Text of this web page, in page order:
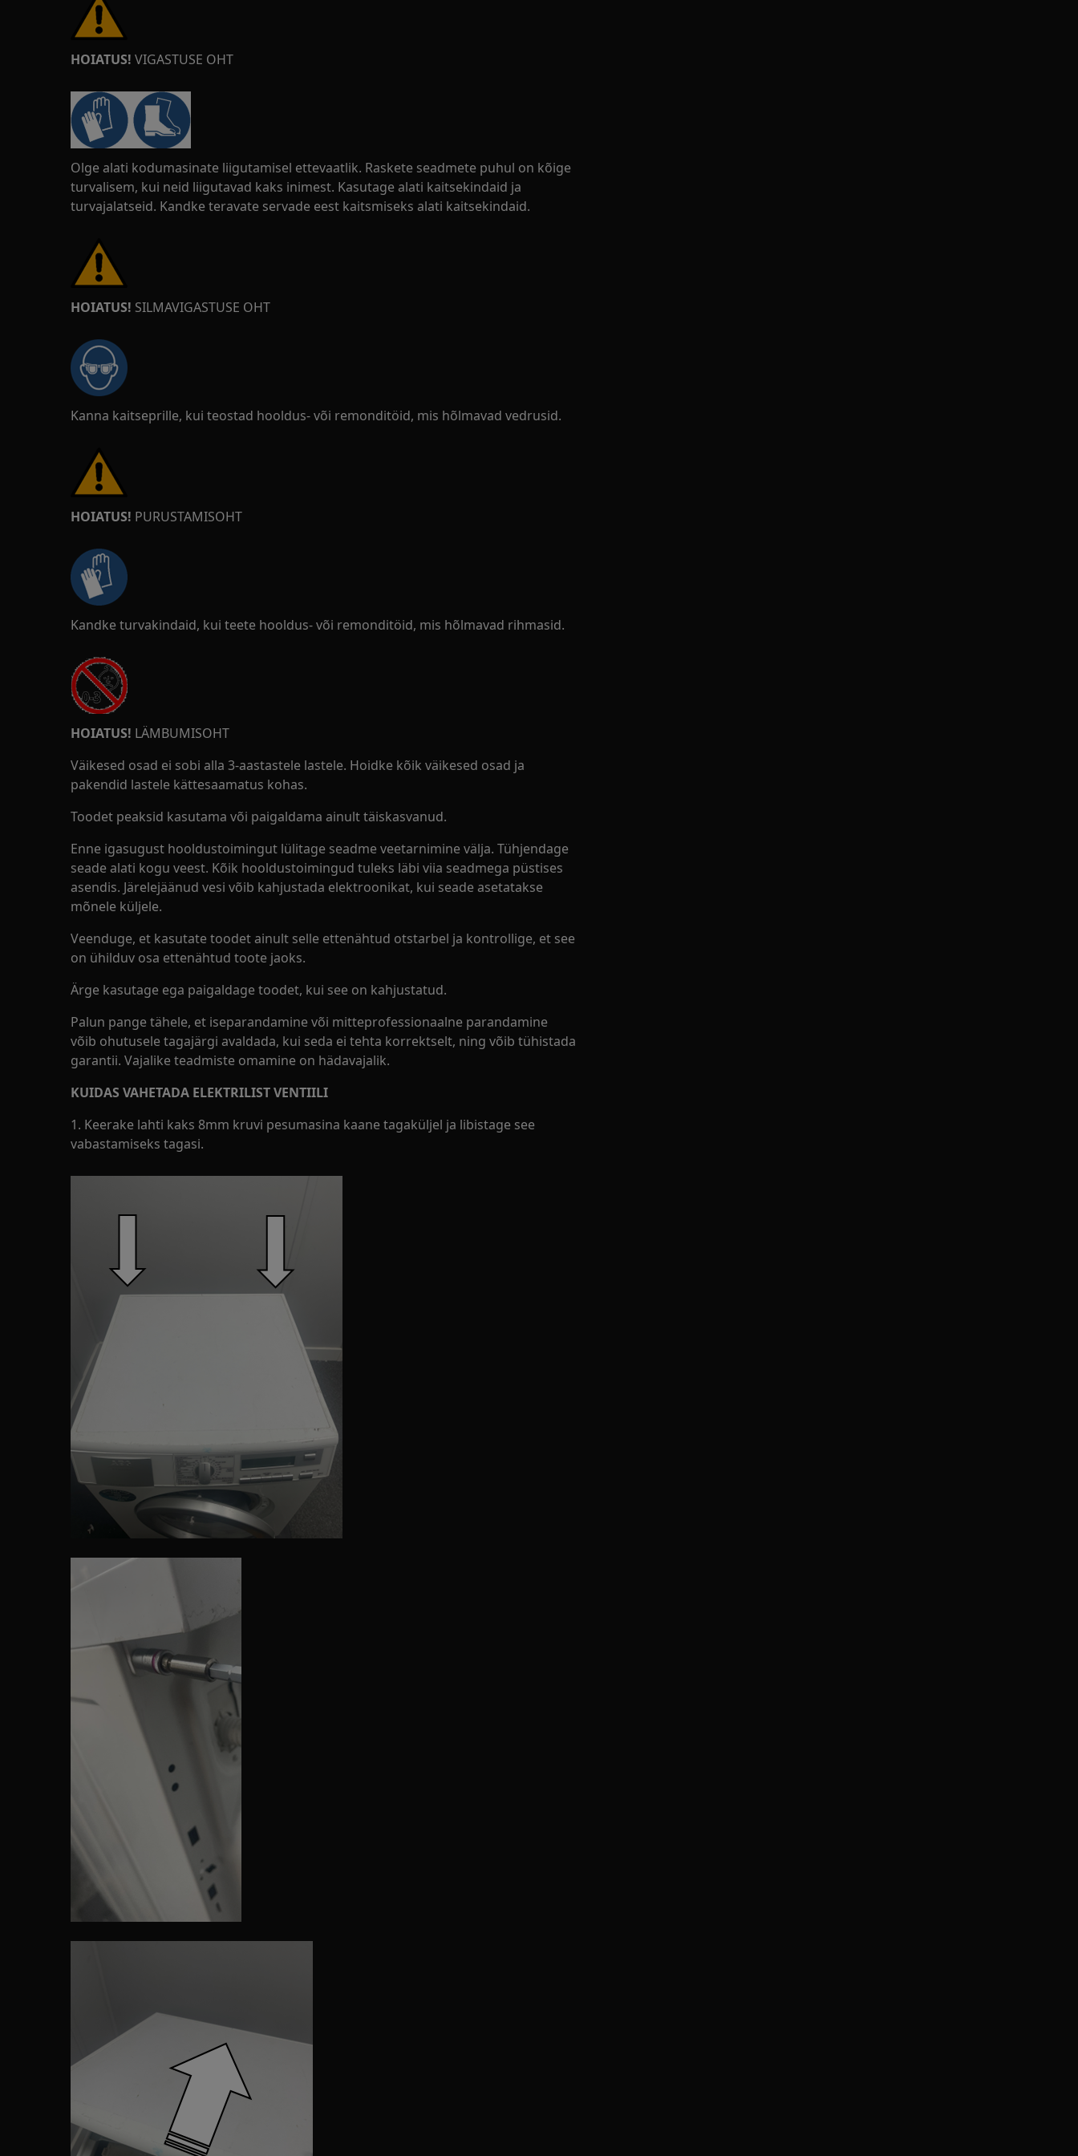
HOIATUS! VIGASTUSE OHT
Olge alati kodumasinate liigutamisel ettevaatlik. Raskete seadmete puhul on kõige
turvalisem, kui neid liigutavad kaks inimest. Kasutage alati kaitsekindaid ja
turvajalatseid. Kandke teravate servade eest kaitsmiseks alati kaitsekindaid.
HOIATUS! SILMAVIGASTUSE OHT
Kanna kaitseprille, kui teostad hooldus- või remonditöid, mis hõlmavad vedrusid.
HOIATUS! PURUSTAMISOHT
Kandke turvakindaid, kui teete hooldus- või remonditöid, mis hõlmavad rihmasid.
HOIATUS! LÄMBUMISOHT
Väikesed osad ei sobi alla 3-aastastele lastele. Hoidke kõik väikesed osad ja
pakendid lastele kättesaamatus kohas.
Toodet peaksid kasutama või paigaldama ainult täiskasvanud.
Enne igasugust hooldustoimingut lülitage seadme veetarnimine välja. Tühjendage
seade alati kogu veest. Kõik hooldustoimingud tuleks läbi viia seadmega püstises
asendis. Järelejäänud vesi võib kahjustada elektroonikat, kui seade asetatakse
mõnele küljele.
Veenduge, et kasutate toodet ainult selle ettenähtud otstarbel ja kontrollige, et see
on ühilduv osa ettenähtud toote jaoks.
Ärge kasutage ega paigaldage toodet, kui see on kahjustatud.
Palun pange tähele, et iseparandamine või mitteprofessionaalne parandamine
võib ohutusele tagajärgi avaldada, kui seda ei tehta korrektselt, ning võib tühistada
garantii. Vajalike teadmiste omamine on hädavajalik.
KUIDAS VAHETADA ELEKTRILIST VENTIILI
1. Keerake lahti kaks 8mm kruvi pesumasina kaane tagaküljel ja libistage see
vabastamiseks tagasi.